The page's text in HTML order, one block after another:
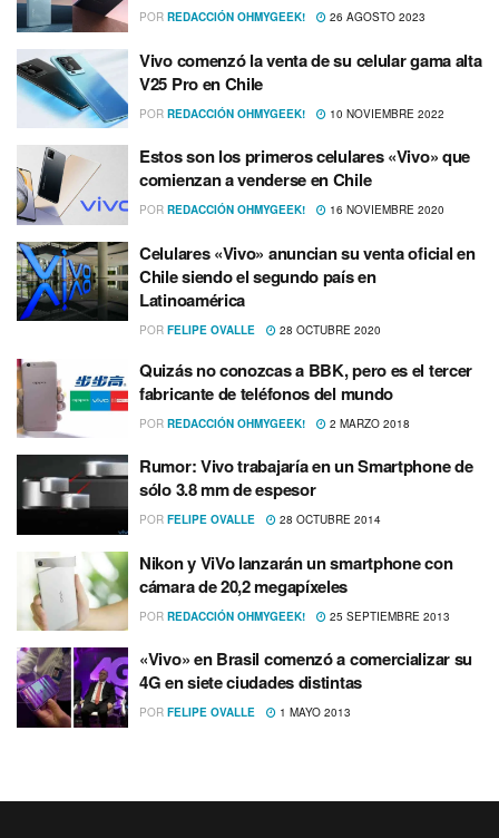
POR REDACCIÓN OHMYGEEK! 26 AGOSTO 2023
Vivo comenzó la venta de su celular gama alta
V25 Pro en Chile
POR REDACCIÓN OHMYGEEK! 10 NOVIEMBRE 2022
Estos son los primeros celulares «Vivo» que
comienzan a venderse en Chile
POR REDACCIÓN OHMYGEEK! 16 NOVIEMBRE 2020
Celulares «Vivo» anuncian su venta oficial en
Chile siendo el segundo paí­s en
Latinoamérica
POR FELIPE OVALLE 28 OCTUBRE 2020
Quizás no conozcas a BBK, pero es el tercer
fabricante de teléfonos del mundo
POR REDACCIÓN OHMYGEEK! 2 MARZO 2018
Rumor: Vivo trabajarí­a en un Smartphone de
sólo 3.8 mm de espesor
POR FELIPE OVALLE 28 OCTUBRE 2014
Nikon y ViVo lanzarán un smartphone con
cámara de 20,2 megapí­xeles
POR REDACCIÓN OHMYGEEK! 25 SEPTIEMBRE 2013
«Vivo» en Brasil comenzó a comercializar su
4G en siete ciudades distintas
POR FELIPE OVALLE 1 MAYO 2013